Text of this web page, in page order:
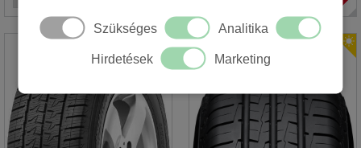
Szükséges Analitika
Hirdetések Marketing